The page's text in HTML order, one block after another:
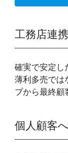
工務店連携
確実で安定し
薄利多売では
プから最終顧
個人顧客